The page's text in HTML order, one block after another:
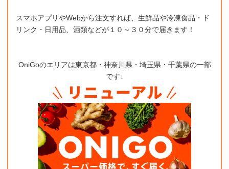
スマホアプリやWebから注文すれば、生鮮品や冷凍食品・ド
リンク・日用品、酒類などが１０～３０分で届きます！
OniGoのエリアは東京都・神奈川県・埼玉県・千葉県の一部
です↓